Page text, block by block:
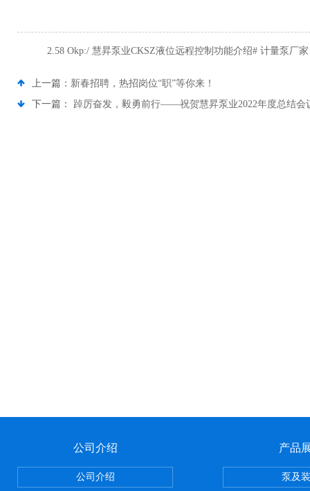
2.58 Okp:/ 慧昇泵业CKSZ液位远程控制功能介绍# 计量泵厂
上一篇： 新春招聘，热招岗位“职”等你来！
下一篇： 踔厉奋发，毅勇前行——祝贺慧昇泵业2022年度总结会
公司介绍
公司介绍
产品
泵及